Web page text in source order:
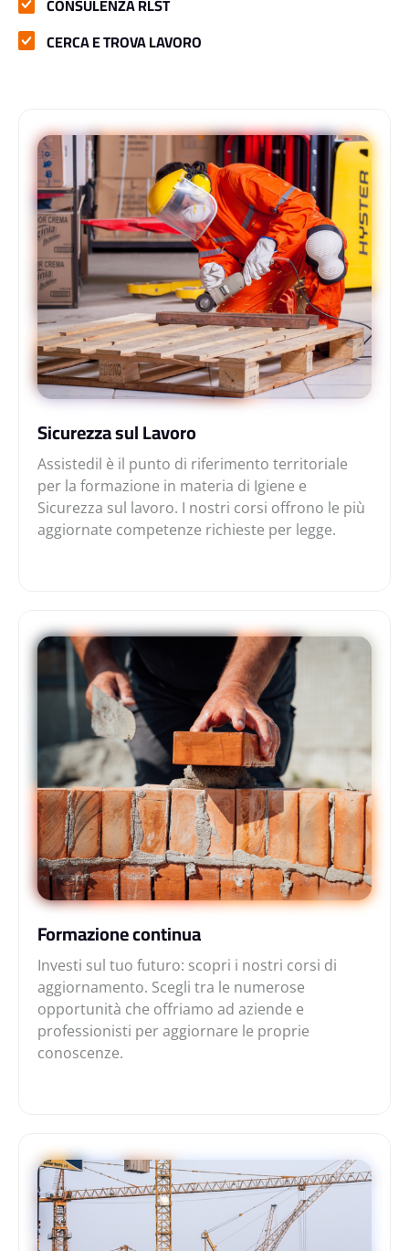
CONSULENZA RLST
CERCA E TROVA LAVORO
Sicurezza sul Lavoro
Assistedil è il punto di riferimento territoriale
per la formazione in materia di Igiene e
Sicurezza sul lavoro. I nostri corsi offrono le più
aggiornate competenze richieste per legge.
Formazione continua
Investi sul tuo futuro: scopri i nostri corsi di
aggiornamento. Scegli tra le numerose
opportunità che offriamo ad aziende e
professionisti per aggiornare le proprie
conoscenze.